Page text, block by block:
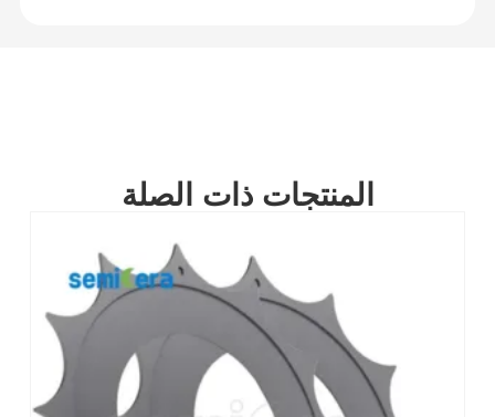
المنتجات ذات الصلة